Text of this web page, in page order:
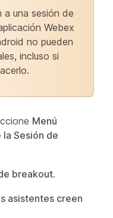
a una sesión de
Webex
no pueden
incluso si
Menú
Sesión de
breakout.
asistentes creen